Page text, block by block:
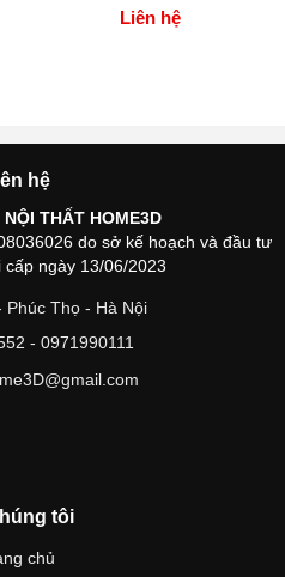
Liên hệ
hệ
THẤT HOME3D
do sở kế hoạch và đầu tư
ngày 13/06/2023
Thọ - Hà Nội
- 0971990111
tôi
chủ